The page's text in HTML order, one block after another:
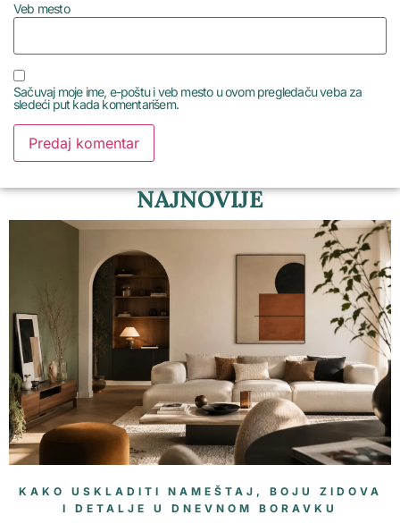
Veb mesto
Sačuvaj moje ime, e-poštu i veb mesto u ovom pregledaču veba za
sledeći put kada komentarišem.
NAJNOVIJE
KAKO USKLADITI NAMEŠTAJ, BOJU ZIDOVA
I DETALJE U DNEVNOM BORAVKU